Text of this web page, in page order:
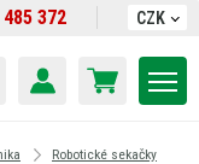
485 372 CZK
Robotické sekačky